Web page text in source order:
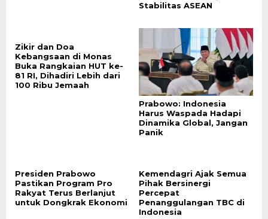
Stabilitas ASEAN
Zikir dan Doa
Kebangsaan di Monas
Buka Rangkaian HUT ke-
81 RI, Dihadiri Lebih dari
100 Ribu Jemaah
Prabowo: Indonesia
Harus Waspada Hadapi
Dinamika Global, Jangan
Panik
Presiden Prabowo
Pastikan Program Pro
Rakyat Terus Berlanjut
untuk Dongkrak Ekonomi
Kemendagri Ajak Semua
Pihak Bersinergi
Percepat
Penanggulangan TBC di
Indonesia